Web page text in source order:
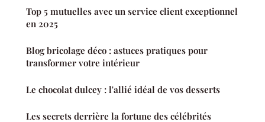
Top 5 mutuelles avec un service client exceptionnel
en 2025
Blog bricolage déco : astuces pratiques pour
transformer votre intérieur
Le chocolat dulcey : l'allié idéal de vos desserts
Les secrets derrière la fortune des célébrités